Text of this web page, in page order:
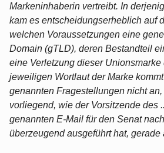
Markeninhaberin vertreibt. In
kam es entscheidungserheblich auf
welchen Voraussetzungen eine
Domain (gTLD), deren Bestandteil
eine Verletzung dieser Unionsmarke
jeweiligen Wortlaut der Marke
genannten Fragestellungen nicht
vorliegend, wie der Vorsitzende des
genannten E-Mail für den Senat
überzeugend ausgeführt hat, gerade